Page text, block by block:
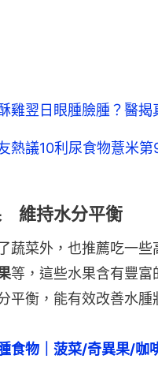
雞翌日眼腫臉腫？醫
熱議10利尿食物薏米
維持水分平衡
蔬菜外，也推薦吃一些
等，這些水果含有豐
平衡，能有效改善水腫
食物｜菠菜/奇異果/咖